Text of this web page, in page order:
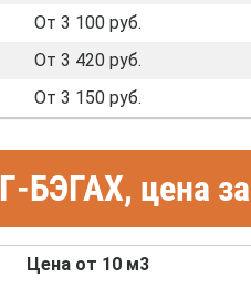
От 3 100 руб.
От 3 420 руб.
От 3 150 руб.
цена
Цена от 10 м3